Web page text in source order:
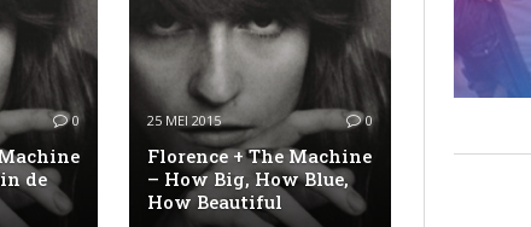
0
de
25 MEI 2015 0
Florence + The Machine
– How Big, How Blue,
How Beautiful